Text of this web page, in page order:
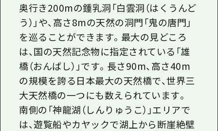
奥行き200mの鍾乳洞「白雲洞（はくうんど
う）」や、高さ8mの天然の洞門「鬼の唐門」
を巡ることができます。最大の見どころ
は、国の天然記念物に指定されている「雄
橋（おんばし）」です。長さ90m、高さ40m
の規模を誇る日本最大の天然橋で、世界三
大天然橋の一つにも数えられています。
南側の「神龍湖（しんりゅうこ）」エリアで
は、遊覧船やカヤックで湖上から断崖絶壁